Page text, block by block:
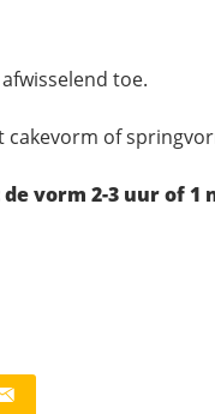
toe.
cakevorm of
vorm 2-3 uur of